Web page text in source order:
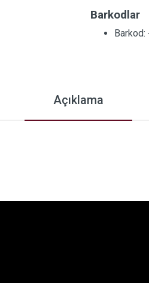
Barkodlar
Barkod:
Açıklama